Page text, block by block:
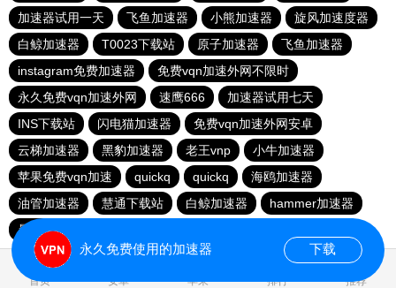
加速器试用一天
飞鱼加速器 小熊加速器
旋风加速度器
白鲸加速器
T0023下载站 原子加速器
飞鱼加速器
instagram免费加速器
免费vqn加速外网不限时
永久免费vqn加速外网
速鹰666
加速器试用七天
INS下载站
闪电猫加速器
免费vqn加速外网安卓
云梯加速器
黑豹加速器 老王vnp
小牛加速器
苹果免费vqn加速
quickq quickq
海鸥加速器
油管加速器
慧通下载站 白鲸加速器
hammer加速器
暴雪加速器vp
首页 安卓 苹果 排行 推荐
永久免费使用的加速器 下载
0.159210s